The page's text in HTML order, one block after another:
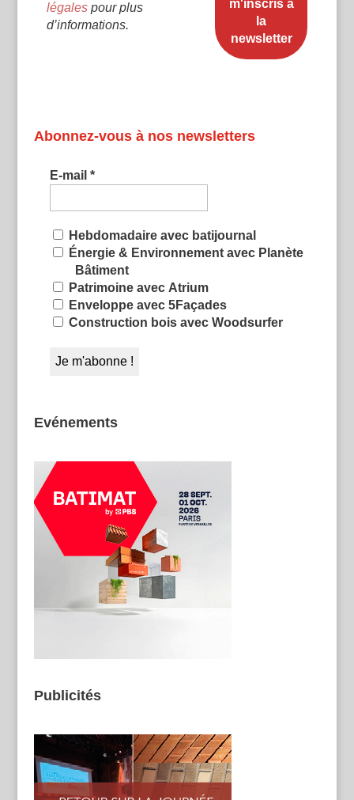
légalespour plus
d’informations.
Abonnez-vous à nos newsletters
E-mail *
Hebdomadaire avec batijournal
Énergie & Environnement avec Planète
Bâtiment
Patrimoine avec Atrium
Enveloppe avec 5Façades
Construction bois avec Woodsurfer
Evénements
Publicités